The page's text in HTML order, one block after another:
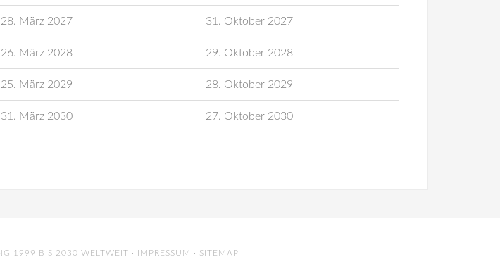
28. März 2027 31. Oktober 2027
26. März 2028 29. Oktober 2028
25. März 2029 28. Oktober 2029
31. März 2030 27. Oktober 2030
1999 BIS 2030 WELTWEIT · IMPRESSUM · SITEMAP